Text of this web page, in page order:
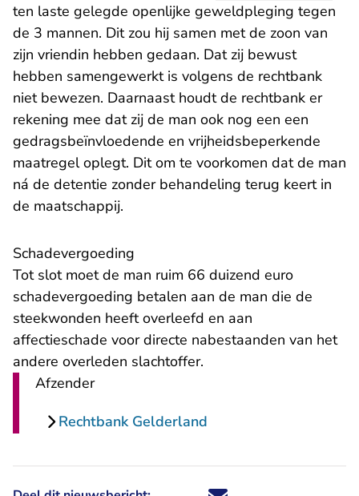
ten laste gelegde openlijke geweldpleging tegen
de 3 mannen. Dit zou hij samen met de zoon van
zijn vriendin hebben gedaan. Dat zij bewust
hebben samengewerkt is volgens de rechtbank
niet bewezen. Daarnaast houdt de rechtbank er
rekening mee dat zij de man ook nog een een
gedragsbeïnvloedende en vrijheidsbeperkende
maatregel oplegt. Dit om te voorkomen dat de man
ná de detentie zonder behandeling terug keert in
de maatschappij.
Schadevergoeding
Tot slot moet de man ruim 66 duizend euro
schadevergoeding betalen aan de man die de
steekwonden heeft overleefd en aan
affectieschade voor directe nabestaanden van het
andere overleden slachtoffer.
Afzender
Rechtbank Gelderland